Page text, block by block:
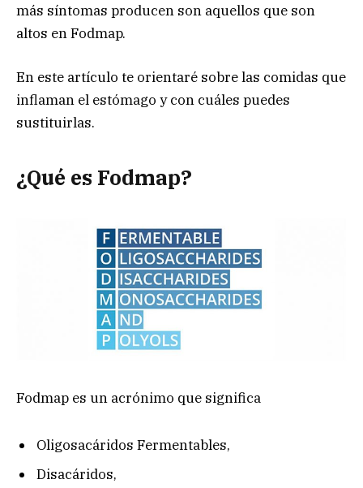
más síntomas producen son aquellos que son
altos en Fodmap.
En este artículo te orientaré sobre las comidas que
inflaman el estómago y con cuáles puedes
sustituirlas.
¿Qué es Fodmap?
Fodmap es un acrónimo que significa
Oligosacáridos Fermentables,
Disacáridos,